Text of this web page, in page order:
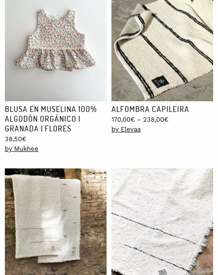
BLUSA EN MUSELINA 100%
ALGODÓN ORGÁNICO |
GRANADA | FLORES
38,50€
by Mukhee
ALFOMBRA CAPILEIRA
170,00€ – 238,00€Price
by Elevaa